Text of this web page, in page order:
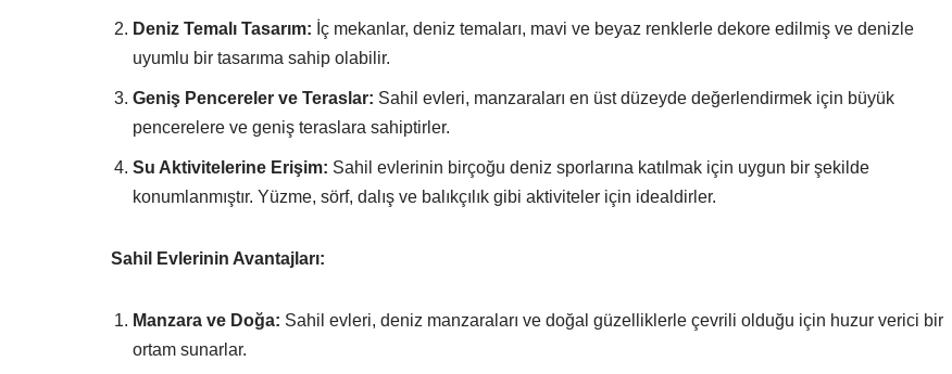
Deniz Temalı Tasarım: İç mekanlar, deniz temaları, mavi ve beyaz renklerle dekore edilmiş ve denizle
uyumlu bir tasarıma sahip olabilir.
Geniş Pencereler ve Teraslar: Sahil evleri, manzaraları en üst düzeyde değerlendirmek için büyük
pencerelere ve geniş teraslara sahiptirler.
Su Aktivitelerine Erişim: Sahil evlerinin birçoğu deniz sporlarına katılmak için uygun bir şekilde
konumlanmıştır. Yüzme, sörf, dalış ve balıkçılık gibi aktiviteler için idealdirler.
Sahil Evlerinin Avantajları:
Manzara ve Doğa: Sahil evleri, deniz manzaraları ve doğal güzelliklerle çevrili olduğu için huzur verici bir
ortam sunarlar.